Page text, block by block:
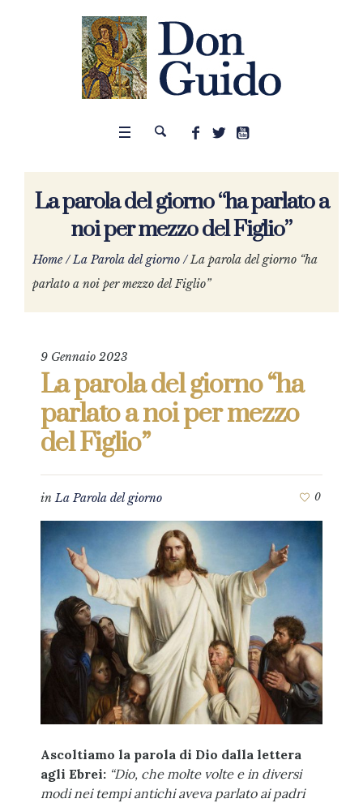
La parola del giorno “ha parlato a
noi per mezzo del Figlio”
Home /La Parola del giorno /La parola del giorno “ha
parlato a noi per mezzo del Figlio”
9 Gennaio 2023
La parola del giorno “ha
parlato a noi per mezzo
del Figlio”
inLa Parola del giorno 0
Ascoltiamo la parola di Dio dalla lettera
agli Ebrei: “Dio, che molte volte e in diversi
modi nei tempi antichi aveva parlato ai padri